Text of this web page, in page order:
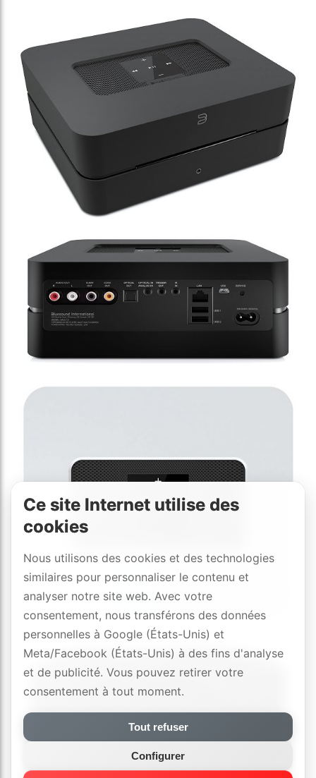
Ce site Internet utilise des
cookies
Nous utilisons des cookies et des technologies
similaires pour personnaliser le contenu et
analyser notre site web. Avec votre
consentement, nous transférons des données
personnelles à Google (États-Unis) et
Meta/Facebook (États-Unis) à des fins d'analyse
et de publicité. Vous pouvez retirer votre
consentement à tout moment.
Tout refuser
Configurer